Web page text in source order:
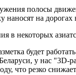
полосы
на дорогах
в некоторых
будет
у нас
что резко